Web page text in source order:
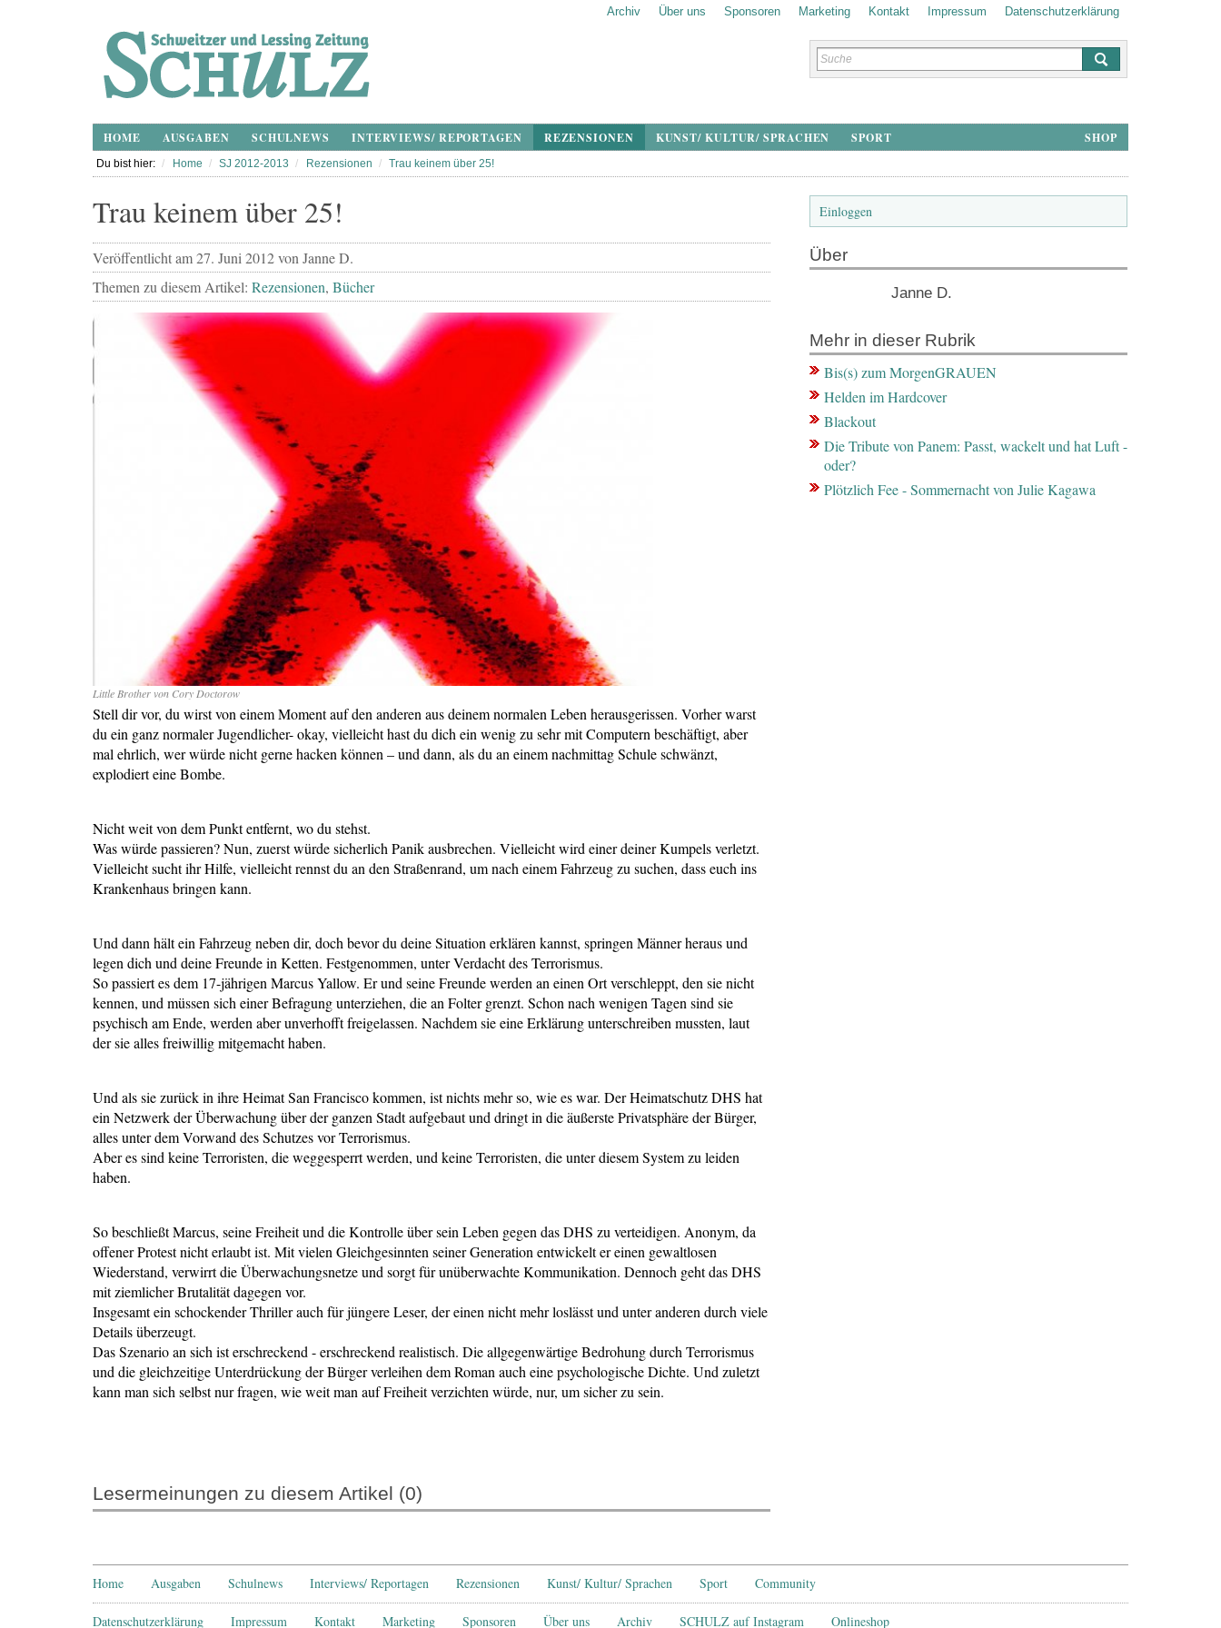
Datenschutz­erklärung
Impressum
Kontakt
Marketing
Sponsoren
Über uns
Archiv
HOME AUSGABEN SCHULNEWS INTERVIEWS/ REPORTAGEN REZENSIONEN KUNST/ KULTUR/ SPRACHEN SPORT SHOP
Du bist hier: Home SJ 2012-2013 Rezensionen Trau keinem über 25!
Trau keinem über 25!
Veröffentlicht am27. Juni 2012von Janne D.
Themen zu diesem Artikel: Rezensionen, Bücher
Little Brother von Cory Doctorow
Stell dir vor, du wirst von einem Moment auf den anderen aus deinem normalen Leben herausgerissen. Vorher warst
du ein ganz normaler Jugendlicher- okay, vielleicht hast du dich ein wenig zu sehr mit Computern beschäftigt, aber
mal ehrlich, wer würde nicht gerne hacken können – und dann, als du an einem nachmittag Schule schwänzt,
explodiert eine Bombe.
Nicht weit von dem Punkt entfernt, wo du stehst.
Was würde passieren? Nun, zuerst würde sicherlich Panik ausbrechen. Vielleicht wird einer deiner Kumpels verletzt.
Vielleicht sucht ihr Hilfe, vielleicht rennst du an den Straßenrand, um nach einem Fahrzeug zu suchen, dass euch ins
Krankenhaus bringen kann.
Und dann hält ein Fahrzeug neben dir, doch bevor du deine Situation erklären kannst, springen Männer heraus und
legen dich und deine Freunde in Ketten. Festgenommen, unter Verdacht des Terrorismus.
So passiert es dem 17-jährigen Marcus Yallow. Er und seine Freunde werden an einen Ort verschleppt, den sie nicht
kennen, und müssen sich einer Befragung unterziehen, die an Folter grenzt. Schon nach wenigen Tagen sind sie
psychisch am Ende, werden aber unverhofft freigelassen. Nachdem sie eine Erklärung unterschreiben mussten, laut
der sie alles freiwillig mitgemacht haben.
Und als sie zurück in ihre Heimat San Francisco kommen, ist nichts mehr so, wie es war. Der Heimatschutz DHS hat
ein Netzwerk der Überwachung über der ganzen Stadt aufgebaut und dringt in die äußerste Privatsphäre der Bürger,
alles unter dem Vorwand des Schutzes vor Terrorismus.
Aber es sind keine Terroristen, die weggesperrt werden, und keine Terroristen, die unter diesem System zu leiden
haben.
So beschließt Marcus, seine Freiheit und die Kontrolle über sein Leben gegen das DHS zu verteidigen. Anonym, da
offener Protest nicht erlaubt ist. Mit vielen Gleichgesinnten seiner Generation entwickelt er einen gewaltlosen
Wiederstand, verwirrt die Überwachungsnetze und sorgt für unüberwachte Kommunikation. Dennoch geht das DHS
mit ziemlicher Brutalität dagegen vor.
Insgesamt ein schockender Thriller auch für jüngere Leser, der einen nicht mehr loslässt und unter anderen durch viele
Details überzeugt.
Das Szenario an sich ist erschreckend - erschreckend realistisch. Die allgegenwärtige Bedrohung durch Terrorismus
und die gleichzeitige Unterdrückung der Bürger verleihen dem Roman auch eine psychologische Dichte. Und zuletzt
kann man sich selbst nur fragen, wie weit man auf Freiheit verzichten würde, nur, um sicher zu sein.
Lesermeinungen zu diesem Artikel (0)
Einloggen
Über
Janne D.
Mehr in dieser Rubrik
Bis(s) zum MorgenGRAUEN
Helden im Hardcover
Blackout
Die Tribute von Panem: Passt, wackelt und hat Luft -
oder?
Plötzlich Fee - Sommernacht von Julie Kagawa
Home Ausgaben Schulnews Interviews/ Reportagen Rezensionen Kunst/ Kultur/ Sprachen Sport Community
Datenschutz­erklärung Impressum Kontakt Marketing Sponsoren Über uns Archiv SCHULZ auf Instagram Onlineshop